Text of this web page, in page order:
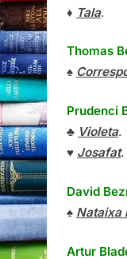
♦ Tala.
Thomas
♠
Prudenci
♣ Violeta.
♥ Josafat.
David
♠ Nataixa
Artur